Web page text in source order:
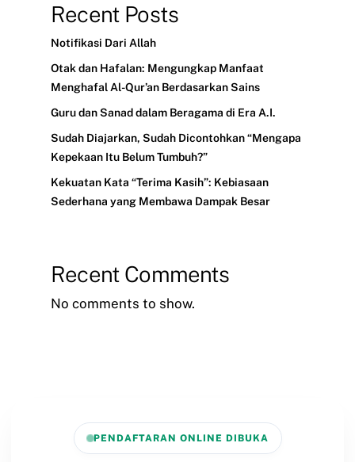
Recent Posts
Notifikasi Dari Allah
Otak dan Hafalan: Mengungkap Manfaat
Menghafal Al-Qur’an Berdasarkan Sains
Guru dan Sanad dalam Beragama di Era A.I.
Sudah Diajarkan, Sudah Dicontohkan “Mengapa
Kepekaan Itu Belum Tumbuh?”
Kekuatan Kata “Terima Kasih”: Kebiasaan
Sederhana yang Membawa Dampak Besar
Recent Comments
No comments to show.
PENDAFTARAN ONLINE DIBUKA